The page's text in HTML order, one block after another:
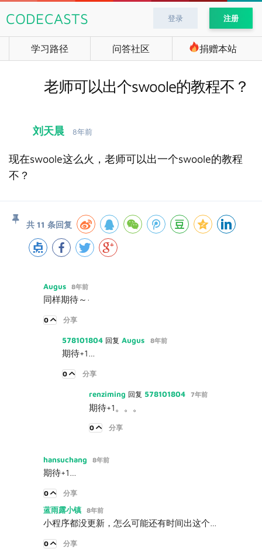
CODECASTS 登录 注册
学习路径 问答社区 捐赠本站
老师可以出个swoole的教程不？
刘天晨 8年前
现在swoole这么火，老师可以出一个swoole的教程
不？
共 11 条回复
Augus 8年前
同样期待～·
0 分享
578101804 回复 Augus 8年前
期待+1…
0 分享
renziming 回复 578101804 7年前
期待+1。。。
0 分享
hansuchang 8年前
期待+1…
0 分享
蓝雨露小镇 8年前
小程序都没更新，怎么可能还有时间出这个…
0 分享